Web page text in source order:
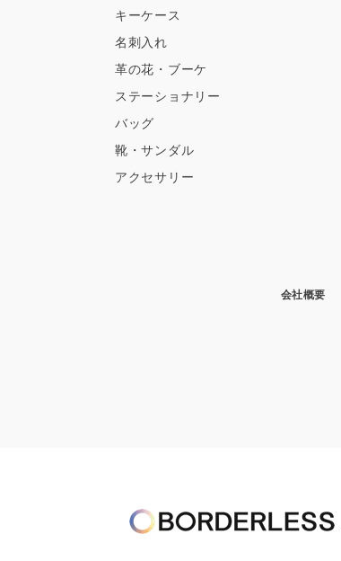
キーケース
名刺入れ
革の花・ブーケ
ステーショナリー
バッグ
靴・サンダル
アクセサリー
会社概要